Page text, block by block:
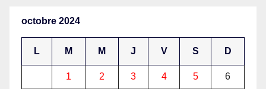
et l’Union Nationale des
octobre 2024
L M M J V S D
1 2 3 4 5 6